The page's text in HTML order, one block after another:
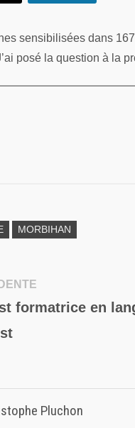
sensibilisées dans
posé la question à la
MORBIHAN
précédente :
formatrice en
Pluchon